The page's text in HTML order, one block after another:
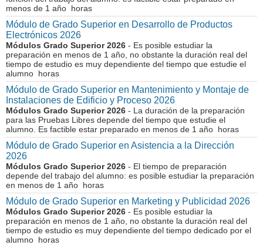
menos de 1 año horas
Módulo de Grado Superior en Desarrollo de Productos
Electrónicos 2026
Módulos Grado Superior 2026 - Es posible estudiar la
preparación en menos de 1 año, no obstante la duración real del
tiempo de estudio es muy dependiente del tiempo que estudie el
alumno horas
Módulo de Grado Superior en Mantenimiento y Montaje de
Instalaciones de Edificio y Proceso 2026
Módulos Grado Superior 2026 - La duración de la preparación
para las Pruebas Libres depende del tiempo que estudie el
alumno. Es factible estar preparado en menos de 1 año horas
Módulo de Grado Superior en Asistencia a la Dirección
2026
Módulos Grado Superior 2026 - El tiempo de preparación
depende del trabajo del alumno: es posible estudiar la preparación
en menos de 1 año horas
Módulo de Grado Superior en Marketing y Publicidad 2026
Módulos Grado Superior 2026 - Es posible estudiar la
preparación en menos de 1 año, no obstante la duración real del
tiempo de estudio es muy dependiente del tiempo dedicado por el
alumno horas